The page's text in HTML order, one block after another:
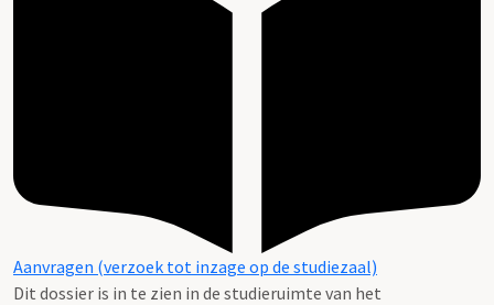
Aanvragen (verzoek tot inzage op de studiezaal)
Dit dossier is in te zien in de studieruimte van het